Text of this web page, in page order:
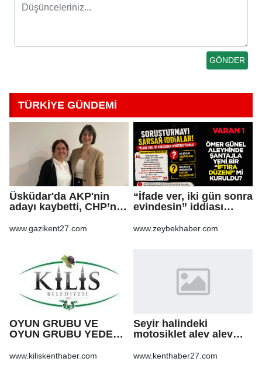
TÜRKİYE GÜNDEMİ
Üsküdar'da AKP'nin
adayı kaybetti, CHP’nin
Çetinkaya Başkan
www.gazikent27.com
“İfade ver, iki gün sonra
evindesin” iddiası
sarsabilir
www.zeybekhaber.com
OYUN GRUBU VE
OYUN GRUBU YEDEK
www.kiliskenthaber.com
Seyir halindeki
motosiklet alev alev
www.kenthaber27.com